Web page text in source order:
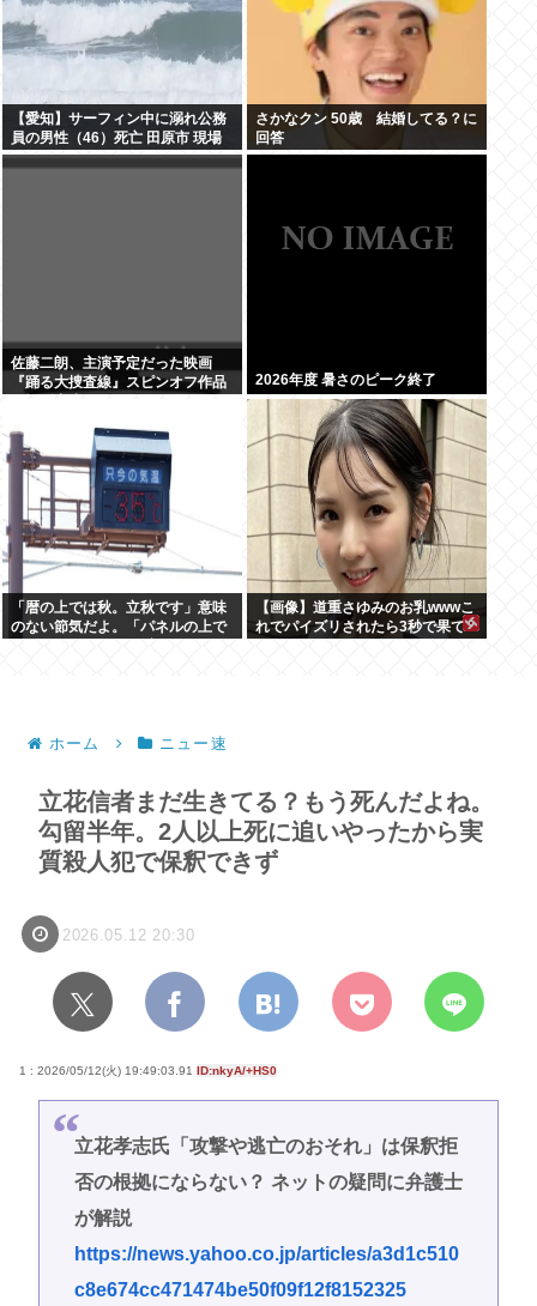
【愛知】サーフィン中に溺れ公務
員の男性（46）死亡 田原市 現場
はサーフィンで有名なスポット
さかなクン 50歳 結婚してる？に
回答
佐藤二朗、主演予定だった映画
『踊る大捜査線』スピンオフ作品
2026年度 暑さのピーク終了
「暦の上では秋。立秋です」意味
のない節気だよ。「パネルの上で
【画像】道重さゆみのお乳wwwこ
れでパイズリされたら3秒で果て
ホーム ニュー速
立花信者まだ生きてる？もう死んだよね。
勾留半年。2人以上死に追いやったから実
質殺人犯で保釈できず
2026.05.12 20:30
1 : 2026/05/12(火) 19:49:03.91 ID:nkyA/+HS0
立花孝志氏「攻撃や逃亡のおそれ」は保釈拒
否の根拠にならない？ ネットの疑問に弁護士
が解説
https://news.yahoo.co.jp/articles/a3d1c510
c8e674cc471474be50f09f12f8152325